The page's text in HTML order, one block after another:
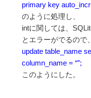
primary key
のように処理し、
intに関しては、
とエラーがでるので、
update table_name
column_name = “”;
このようにした。